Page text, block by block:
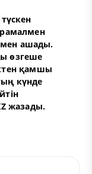
ашады.
өзгеше
қамшы
күнде
жазады.